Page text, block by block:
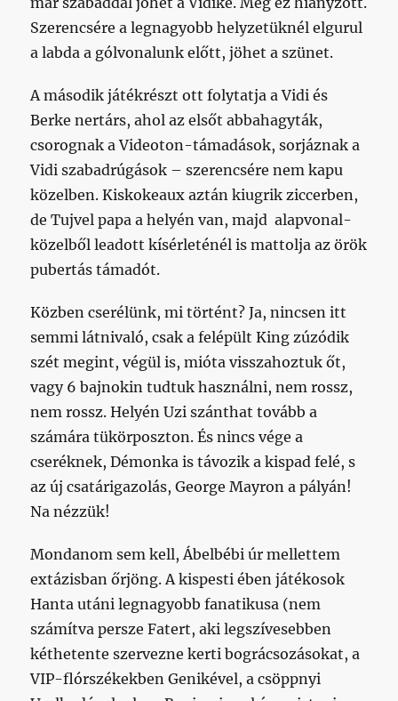
Szerencsére a legnagyobb helyzetüknél elgurul
a labda a gólvonalunk előtt, jöhet a szünet.
A második játékrészt ott folytatja a Vidi és
Berke nertárs, ahol az elsőt abbahagyták,
csorognak a Videoton-támadások, sorjáznak a
Vidi szabadrúgások – szerencsére nem kapu
közelben. Kiskokeaux aztán kiugrik ziccerben,
de Tujvel papa a helyén van, majd alapvonal-
közelből leadott kísérleténél is mattolja az örök
pubertás támadót.
Közben cserélünk, mi történt? Ja, nincsen itt
semmi látnivaló, csak a felépült King zúzódik
szét megint, végül is, mióta visszahoztuk őt,
vagy 6 bajnokin tudtuk használni, nem rossz,
nem rossz. Helyén Uzi szánthat tovább a
számára tükörposzton. És nincs vége a
cseréknek, Démonka is távozik a kispad felé, s
az új csatárigazolás, George Mayron a pályán!
Na nézzük!
Mondanom sem kell, Ábelbébi úr mellettem
extázisban őrjöng. A kispesti ében játékosok
Hanta utáni legnagyobb fanatikusa (nem
számítva persze Fatert, aki legszívesebben
kéthetente szervezne kerti bográcsozásokat, a
VIP-flórszékekben Genikével, a csöppnyi